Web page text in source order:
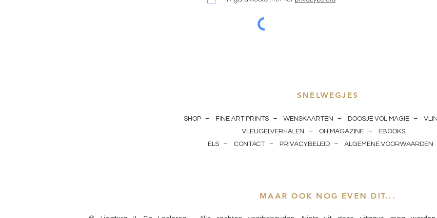
SNELWEGJES
SHOP – FINE ART PRINTS – WENSKAARTEN – DOOSJE VOL MAGIE–
VLEUGELVERHALEN
– OH MAGAZINE–
EBOOKS
ELS
– CONTACT – PRIVACYBELEID – ALGEMENE VOORWAARDEN
MAAR OOK NOG EVEN DIT...